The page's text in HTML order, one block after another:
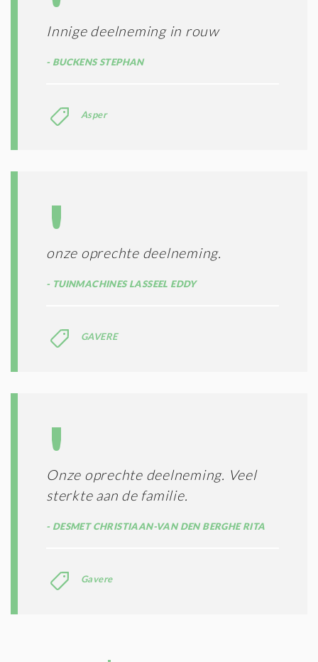
Innige deelneming in rouw
BUCKENS STEPHAN
Asper
onze oprechte deelneming.
TUINMACHINES LASSEEL EDDY
GAVERE
Onze oprechte deelneming. Veel
sterkte aan de familie.
DESMET CHRISTIAAN-VAN DEN BERGHE RITA
Gavere